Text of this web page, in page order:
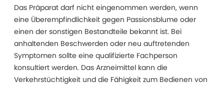
Das Präparat darf nicht eingenommen werden, wenn
eine Überempfindlichkeit gegen Passionsblume oder
einen der sonstigen Bestandteile bekannt ist. Bei
anhaltenden Beschwerden oder neu auftretenden
Symptomen sollte eine qualifizierte Fachperson
konsultiert werden. Das Arzneimittel kann die
Verkehrstüchtigkeit und die Fähigkeit zum Bedienen von